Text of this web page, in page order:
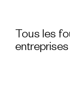
Tous les
entreprises